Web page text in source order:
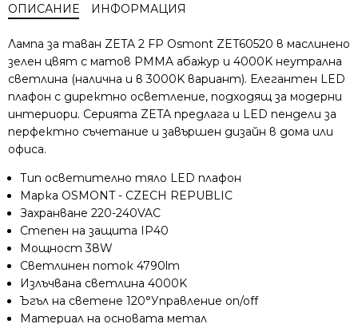
таван
плафон
ZETA
2
FP
Osmont
ZET60520
ОПИСАНИЕ ИНФОРМАЦИЯ
Лампа за таван ZETA 2 FP Osmont ZET60520 в маслинено
зелен цвят с матов PMMA абажур и 4000K неутрална
светлина (налична и в 3000K вариант). Елегантен LED
плафон с директно осветление, подходящ за модерни
интериори. Серията ZETA предлага и LED пендели за
перфектно съчетание и завършен дизайн в дома или
офиса.
Тип осветително тяло LED плафон
Марка OSMONT - CZECH REPUBLIC
Захранване 220-240VAC
Степен на защита IP40
Мощност 38W
Светлинен поток 4790lm
Излъчвана светлина 4000K
Ъгъл на светене 120°Управление on/off
Материал на основата метал